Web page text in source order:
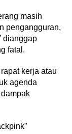
masih
pengangguran,
dianggap
fatal.
kerja atau
agenda